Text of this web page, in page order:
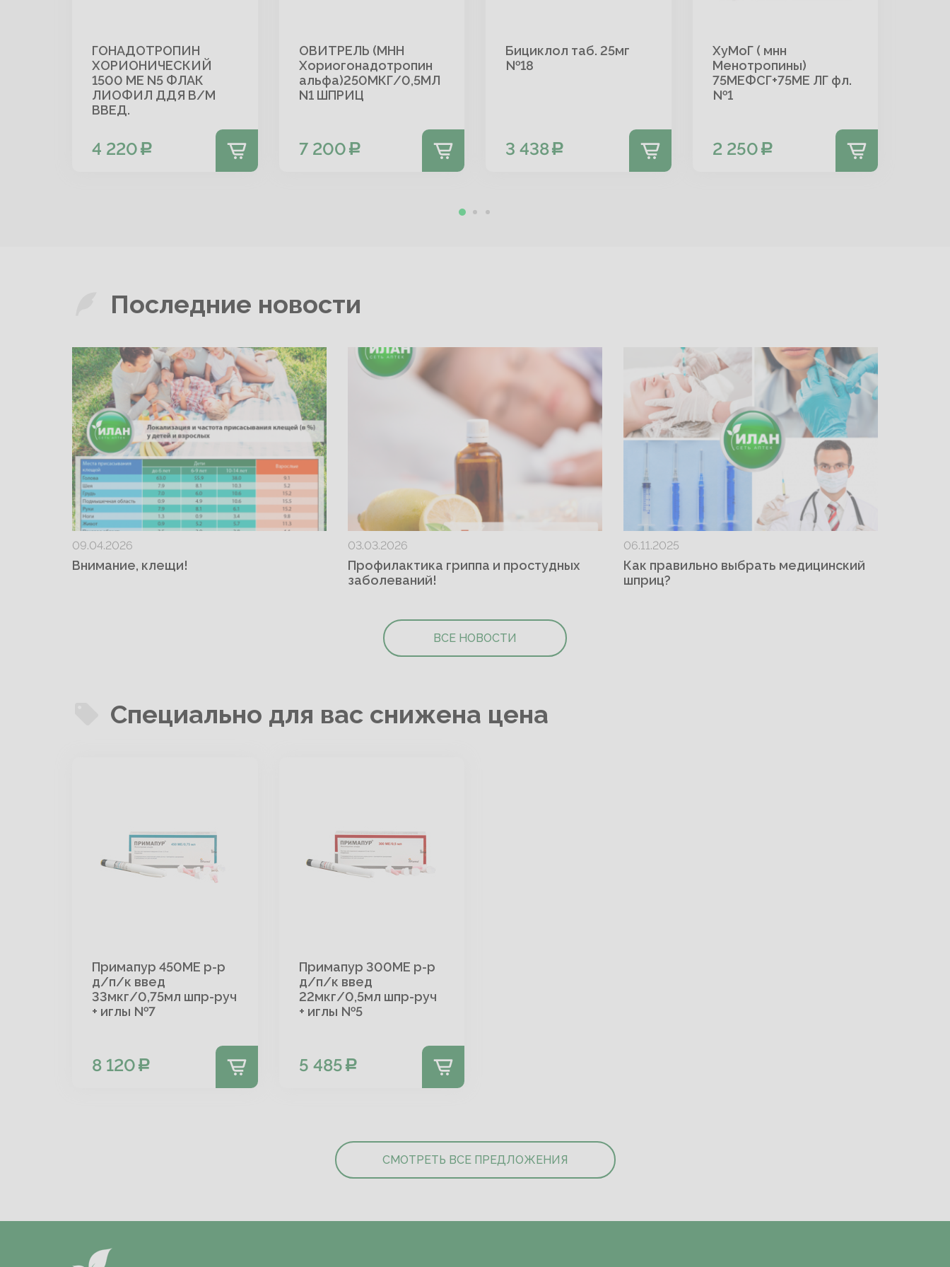
ГОНАДОТРОПИН
ХОРИОНИЧЕСКИЙ
1500 МЕ N5 ФЛАК
ЛИОФИЛ ДДЯ В/М
ВВЕД.
4 220
ОВИТРЕЛЬ (МНН
Хориогонадотропин
альфа)250МКГ/0,5МЛ
N1 ШПРИЦ
7 200
Бициклол таб. 25мг
№18
3 438
ХуМоГ ( мнн
Менотропины)
75МЕФСГ+75МЕ ЛГ фл.
№1
2 250
Последние новости
09.04.2026
Внимание, клещи!
03.03.2026
Профилактика гриппа и простудных
заболеваний!
06.11.2025
Как правильно выбрать медицинский
шприц?
ВСЕ НОВОСТИ
Специально для вас снижена цена
Примапур 450МЕ р-р
д/п/к введ
33мкг/0,75мл шпр-руч
+ иглы №7
8 120
Примапур 300МЕ р-р
д/п/к введ
22мкг/0,5мл шпр-руч
+ иглы №5
5 485
СМОТРЕТЬ ВСЕ ПРЕДЛОЖЕНИЯ